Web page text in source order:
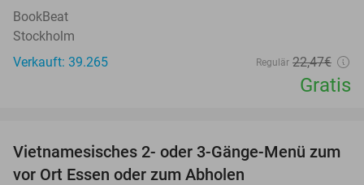
BookBeat
Stockholm
Verkauft: 39.265
Regulär 22,47€
Gratis
39%
Vietnamesisches 2- oder 3-Gänge-Menü zum
vor Ort Essen oder zum Abholen